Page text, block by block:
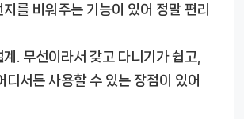
지를 비워주는 기능이 있어 정말 편리
.
무선이라서 갖고 다니기가 쉽고,
디서든 사용할 수 있는 장점이 있어